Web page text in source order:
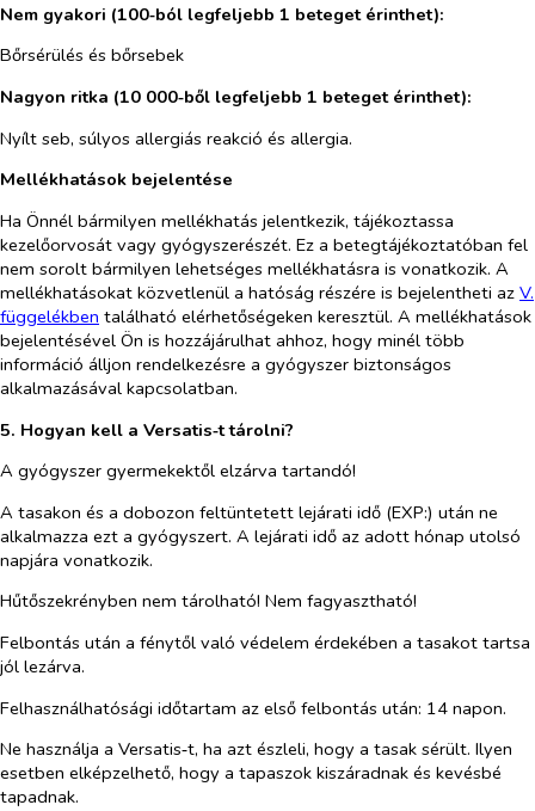
Nem gyakori (100‑ból legfeljebb 1 beteget érinthet):
Bőrsérülés és bőrsebek
Nagyon ritka (10 000‑ből legfeljebb 1 beteget érinthet):
Nyílt seb, súlyos allergiás reakció és allergia.
Mellékhatások bejelentése
Ha Önnél bármilyen mellékhatás jelentkezik, tájékoztassa
kezelőorvosát vagy gyógyszerészét. Ez a betegtájékoztatóban fel
nem sorolt bármilyen lehetséges mellékhatásra is vonatkozik. A
mellékhatásokat közvetlenül a hatóság részére is bejelentheti az V.
függelékben található elérhetőségeken keresztül. A mellékhatások
bejelentésével Ön is hozzájárulhat ahhoz, hogy minél több
információ álljon rendelkezésre a gyógyszer biztonságos
alkalmazásával kapcsolatban.
5. Hogyan kell a Versatis‑t tárolni?
A gyógyszer gyermekektől elzárva tartandó!
A tasakon és a dobozon feltüntetett lejárati idő (EXP:) után ne
alkalmazza ezt a gyógyszert. A lejárati idő az adott hónap utolsó
napjára vonatkozik.
Hűtőszekrényben nem tárolható! Nem fagyasztható!
Felbontás után a fénytől való védelem érdekében a tasakot tartsa
jól lezárva.
Felhasználhatósági időtartam az első felbontás után: 14 napon.
Ne használja a Versatis‑t, ha azt észleli, hogy a tasak sérült. Ilyen
esetben elképzelhető, hogy a tapaszok kiszáradnak és kevésbé
tapadnak.